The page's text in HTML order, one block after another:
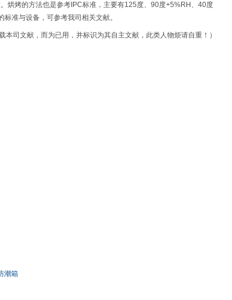
烤的方法也是参考IPC标准，主要有125度、90度+5%RH、40度
标准与设备，可参考我司相关文献。
文献，而为已用，并标识为其自主文献，此类人物烦请自重！）
潮箱